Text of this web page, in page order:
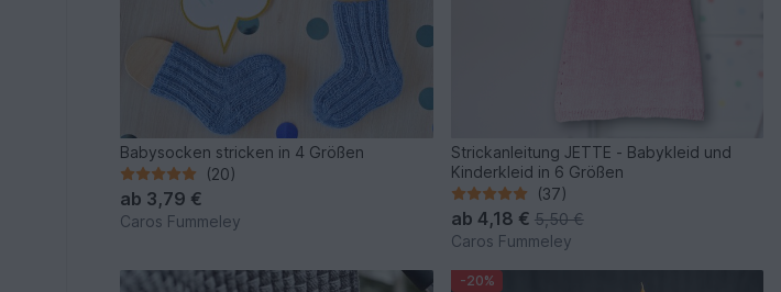
Babysocken stricken in 4 Größen
(20)
ab 3,79 €
Caros Fummeley
Strickanleitung JETTE - Babykleid und
Kinderkleid in 6 Größen
(37)
ab 4,18 € 5,50 €
Caros Fummeley
-20%